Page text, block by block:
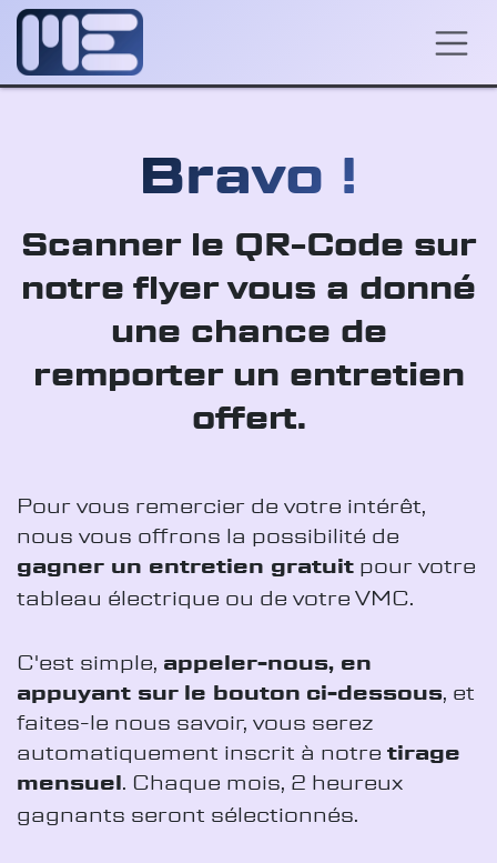
Se rendre au contenu
​Bravo !
Scanner le QR-Code sur
notre flyer vous a donné
une chance de
remporter un entretien
offert.
Pour vous remercier de votre intérêt,
nous vous offrons la possibilité de
gagner un entretien gratuit pour votre
tableau électrique ou de votre VMC.
C'est simple, appeler-nous, en
appuyant sur le bouton ci-dessous, et
faites-le nous savoir, vous serez
automatiquement inscrit à notre tirage
mensuel. Chaque mois, 2 heureux
gagnants seront sélectionnés.